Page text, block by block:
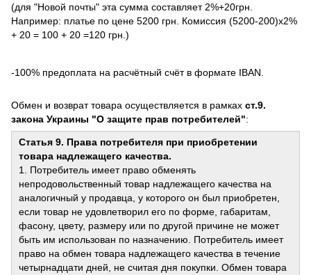
(для "Новой почты" эта сумма составляет 2%+20грн.
Например: платье по цене 5200 грн. Комиссия (5200-200)х2%
+ 20 = 100 + 20 =120 грн.)
-100% предоплата на расчётный счёт в формате IBAN.
Обмен и возврат товара осуществляется в рамках ст.9.
закона Украины "О защите прав потребителей":
Статья 9. Права потребителя при приобретении
товара надлежащего качества.
1. Потребитель имеет право обменять
непродовольственный товар надлежащего качества на
аналогичный у продавца, у которого он был приобретен,
если товар не удовлетворил его по форме, габаритам,
фасону, цвету, размеру или по другой причине не может
быть им использован по назначению. Потребитель имеет
право на обмен товара надлежащего качества в течение
четырнадцати дней, не считая дня покупки. Обмен товара